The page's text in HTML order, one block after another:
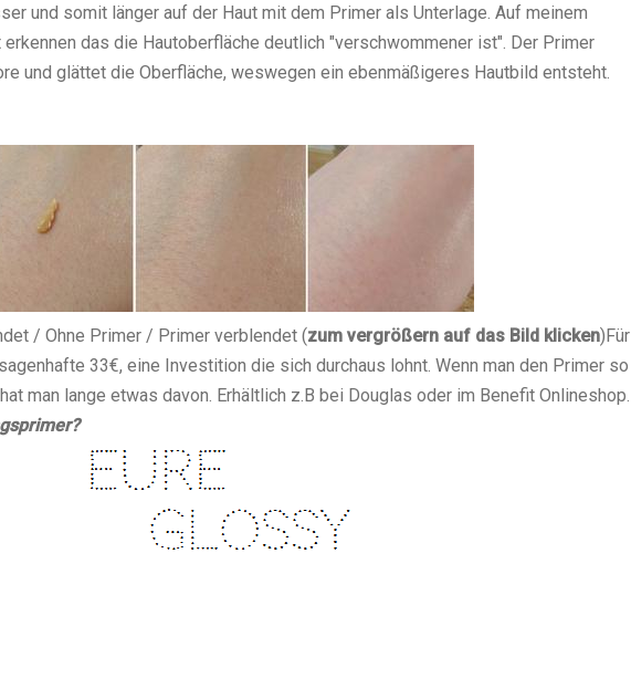
und somit länger auf der Haut mit dem Primer als Unterlage. Auf meinem
erkennen das die Hautoberfläche deutlich "verschwommener ist". Der Primer
und glättet die Oberfläche, weswegen ein ebenmäßigeres Hautbild entsteht.
/ Ohne Primer / Primer verblendet (zum vergrößern auf das Bild klicken)Für
33€, eine Investition die sich durchaus lohnt. Wenn man den Primer so
man lange etwas davon. Erhältlich z.B bei Douglas oder im Benefit Onlineshop.